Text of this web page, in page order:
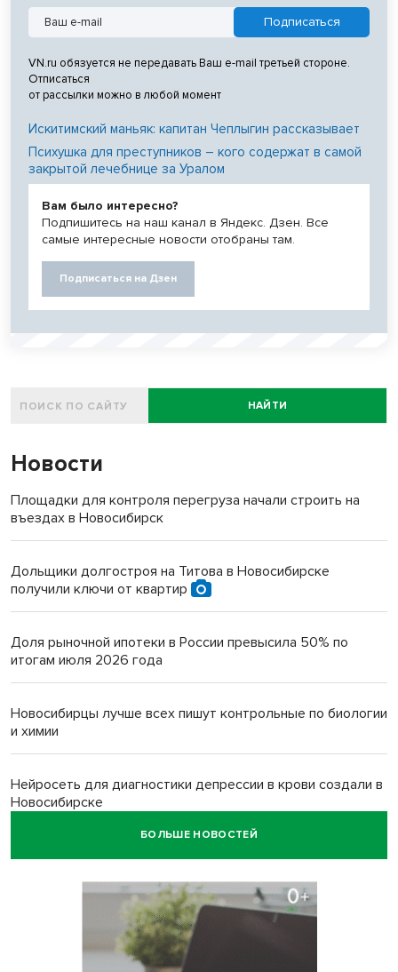
VN.ru обязуется не передавать Ваш e-mail третьей стороне.
Отписаться
от рассылки можно в любой момент
Искитимский маньяк: капитан Чеплыгин рассказывает
Психушка для преступников – кого содержат в самой
закрытой лечебнице за Уралом
Вам было интересно?
Подпишитесь на наш канал в Яндекс. Дзен. Все
самые интересные новости отобраны там.
Подписаться на Дзен
НАЙТИ
Новости
Площадки для контроля перегруза начали строить на
въездах в Новосибирск
Дольщики долгостроя на Титова в Новосибирске
получили ключи от квартир
Доля рыночной ипотеки в России превысила 50% по
итогам июля 2026 года
Новосибирцы лучше всех пишут контрольные по биологии
и химии
Нейросеть для диагностики депрессии в крови создали в
Новосибирске
Двум бойцам СВО после минно-взрывной травмы
Персидский ковер «108 шахов» впервые вывезли из музея
Востока в Новосибирск
БОЛЬШЕ НОВОСТЕЙ